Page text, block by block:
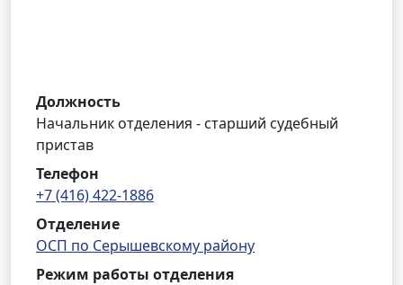
Должность
Начальник отделения - старший судебный
пристав
Телефон
+7 (416) 422-1886
Отделение
ОСП по Серышевскому району
Режим работы отделения